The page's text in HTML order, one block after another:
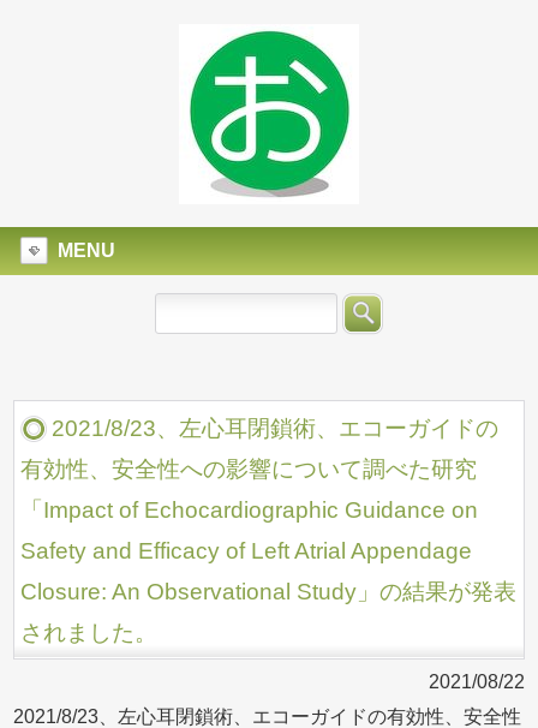
MENU
2021/8/23、左心耳閉鎖術、エコーガイドの
有効性、安全性への影響について調べた研究
「Impact of Echocardiographic Guidance on
Safety and Efficacy of Left Atrial Appendage
Closure: An Observational Study」の結果が発表
されました。
2021/08/22
2021/8/23、左心耳閉鎖術、エコーガイドの有効性、安全性